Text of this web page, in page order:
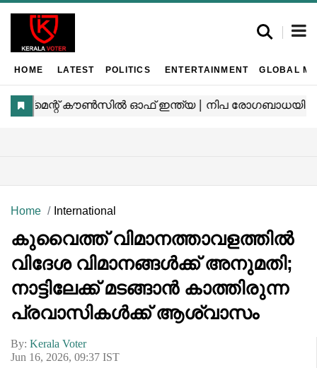
HOME LATEST POLITICS ENTERTAINMENT GLOBAL
Home International
കുവൈത്ത് വിമാനത്താവളത്തിൽ
വിദേശ വിമാനങ്ങൾക്ക് അനുമതി;
നാട്ടിലേക്ക് മടങ്ങാൻ കാത്തിരുന്ന
പ്രവാസികൾക്ക് ആശ്വാസം
By: Kerala Voter
Jun 16, 2026, 09:37 IST